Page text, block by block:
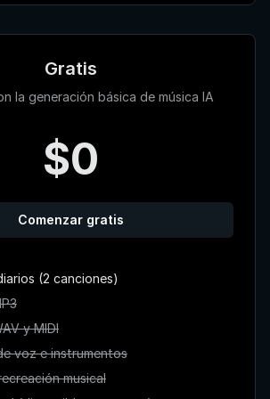
Gratis
la generación básica de música IA
$0
Comenzar gratis
(2 canciones)
y MIDI
voz e instrumentos
musical